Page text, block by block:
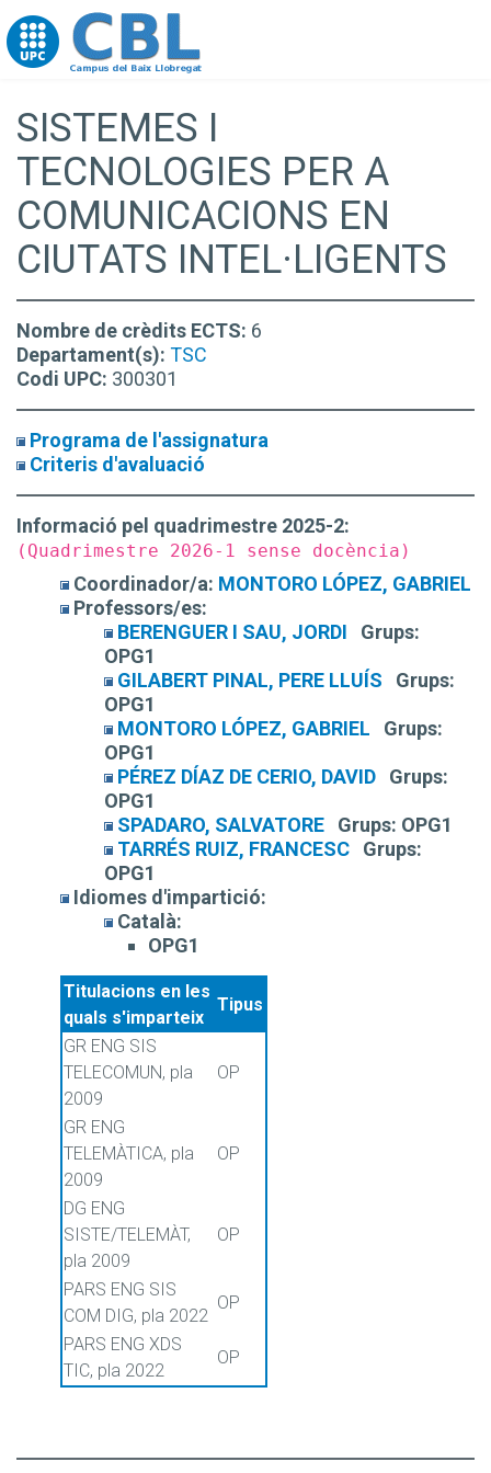
Go to upc.edu
SISTEMES I
TECNOLOGIES PER A
COMUNICACIONS EN
CIUTATS INTEL·LIGENTS
Nombre de crèdits ECTS: 6
Departament(s): TSC
Codi UPC: 300301
Programa de l'assignatura
Criteris d'avaluació
Informació pel quadrimestre 2025-2:
(Quadrimestre 2026-1 sense docència)
Coordinador/a: MONTORO LÓPEZ, GABRIEL
Professors/es:
BERENGUER I SAU, JORDI
Grups:
OPG1
GILABERT PINAL, PERE LLUÍS
Grups:
OPG1
MONTORO LÓPEZ, GABRIEL
Grups:
OPG1
PÉREZ DÍAZ DE CERIO, DAVID
Grups:
OPG1
SPADARO, SALVATORE
Grups: OPG1
TARRÉS RUIZ, FRANCESC
Grups:
OPG1
Idiomes d'impartició:
Català:
OPG1
Titulacions en les
quals s'imparteix
Tipus
GR ENG SIS
TELECOMUN, pla
2009
OP
GR ENG
TELEMÀTICA, pla
2009
OP
DG ENG
SISTE/TELEMÀT,
pla 2009
OP
PARS ENG SIS
COM DIG, pla 2022
OP
PARS ENG XDS
TIC, pla 2022
OP